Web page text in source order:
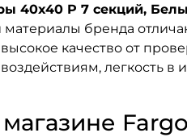
40x40 P 7 секций,
бренда
качество от
легкость в
магазине